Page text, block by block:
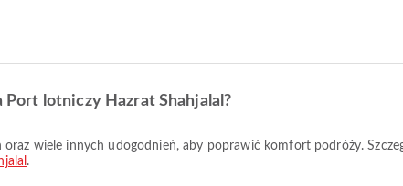
lotniczy Hazrat Shahjalal?
.